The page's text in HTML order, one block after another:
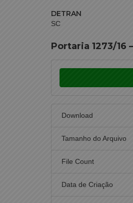
DETRAN
SC
Portaria 1273/16
Download
Tamanho do Arquivo
File Count
Data de Criação